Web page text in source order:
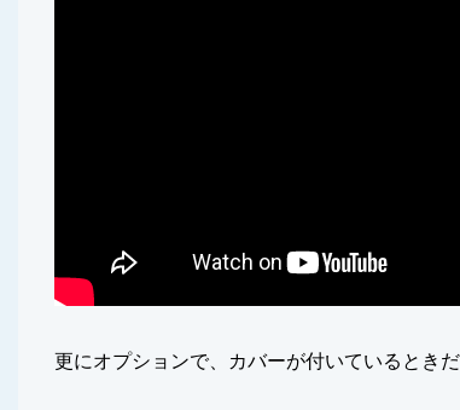
更にオプションで、カバーが付いているとき